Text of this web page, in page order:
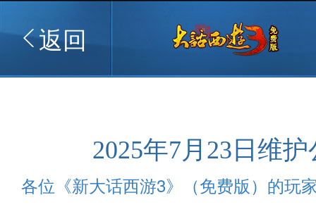
返回
2025年7月23日维
各位《新大话西游3》（免费版）的玩